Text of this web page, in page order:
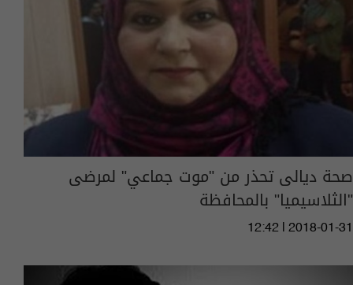
صحة ديالى تحذر من "موت جماعي" لمرضى
"الثلاسيميا" بالمحافظة
12:42 | 2018-01-31